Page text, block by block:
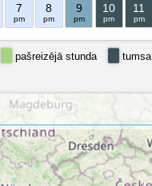
7
pm
8
pm
9
pm
10
pm
11
pm
tumsa
pašreizējā stunda